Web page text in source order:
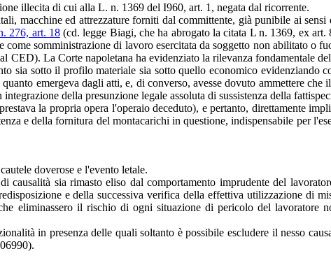
illecita di cui alla L. n. 1369 del I960, art. 1, negata dal ricorrente.
macchine ed attrezzature forniti dal committente, già punibile ai
276, art. 18(cd. legge Biagi, che ha abrogato la citata L n. 1369, ex
somministrazione di lavoro esercitata da soggetto non abilitato o
La Corte napoletana ha evidenziato la rilevanza fondamentale
sia sotto il profilo materiale sia sotto quello economico evidenziando
emergeva dagli atti, e, di converso, avesse dovuto ammettere
della presunzione legale assoluta di sussistenza della
la propria opera l'operaio deceduto), e pertanto, direttamente
e della fornitura del montacarichi in questione, indispensabile per
doverose e l'evento letale.
sia rimasto eliso dal comportamento imprudente del
e della successiva verifica della effettiva utilizzazione di
eliminassero il rischio di ogni situazione di pericolo del lavoratore
in presenza delle quali soltanto è possibile escludere il nesso